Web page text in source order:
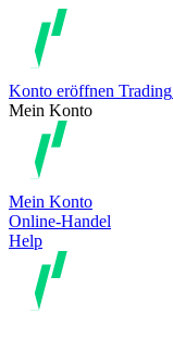
Konto eröffnen Trading
Mein Konto
Mein Konto
Online-Handel
Help